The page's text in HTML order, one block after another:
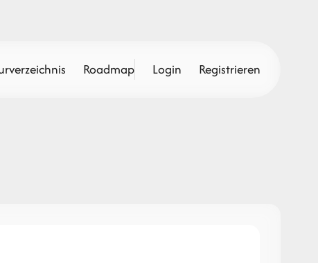
Roadmap Login Registrieren